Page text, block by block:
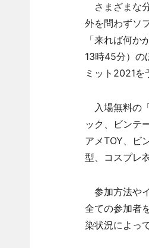
さまざまな
外を問わずソ
「来れば何
13時45分）の
ミット2021を
入場無料の
ック、ビンテ
アメTOY、ビ
型、コスプレ
参加方法や
全ての参加者
染状況によっ